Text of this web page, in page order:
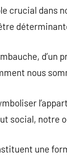
crucial dans
nous
social, notre
une